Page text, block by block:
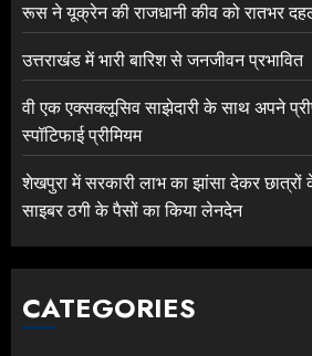
रूस ने यूक्रेन की राजधानी कीव को रातभर
उत्तराखंड में भारी बारिश से जनजीवन प्रभावित
वी एक एक्सक्लूसिव साझेदारी के साथ अपने
स्पॉटिफाई प्रीमियम
शेखपुरा में सरकारी लाभ का झांसा देकर
साइबर ठगी के पैसों का किया लेनदेन
CATEGORIES